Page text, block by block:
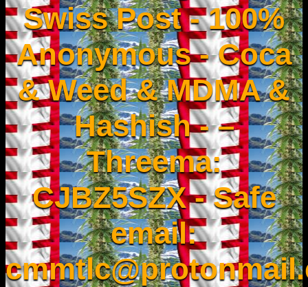
Swiss Post - 100%
Anonymous - Coca
& Weed & MDMA &
Hashish - –
Threema:
CJBZ5SZX - Safe
email: